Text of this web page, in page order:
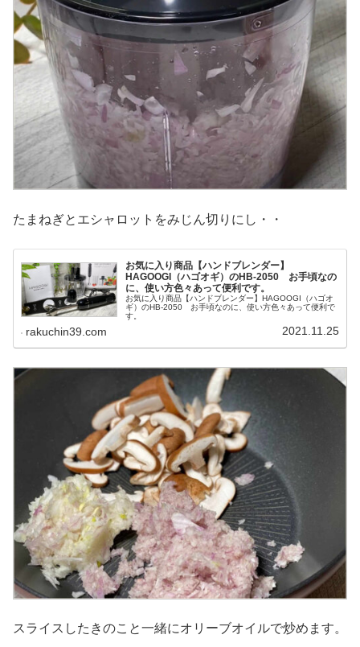
たまねぎとエシャロットをみじん切りにし・・
お気に入り商品【ハンドブレンダー】
HAGOOGI（ハゴオギ）のHB-2050 お手頃なの
に、使い方色々あって便利です。
お気に入り商品【ハンドブレンダー】HAGOOGI（ハゴオ
ギ）のHB-2050 お手頃なのに、使い方色々あって便利で
す。
rakuchin39.com 2021.11.25
スライスしたきのこと一緒にオリーブオイルで炒めます。